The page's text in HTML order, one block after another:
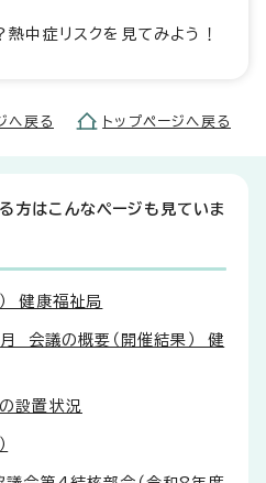
中症リスクを見てみよう！
へ戻る トップページへ戻る
方はこんなページも見ていま
健康福祉局
会議の概要（開催結果） 健
設置状況